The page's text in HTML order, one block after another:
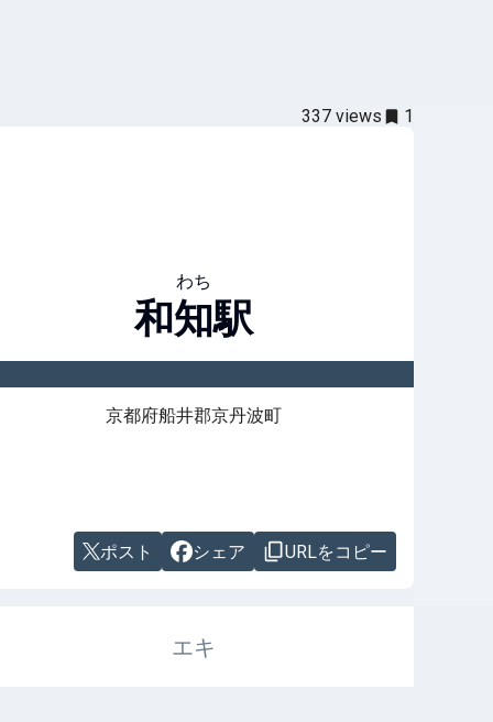
337 views 1
わち
和知駅
京都府船井郡京丹波町
ポスト シェア URLをコピー
エキ